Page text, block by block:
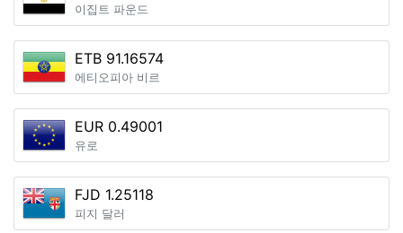
이집트 파운드
ETB 91.16574
에티오피아 비르
EUR 0.49001
유로
FJD 1.25118
피지 달러